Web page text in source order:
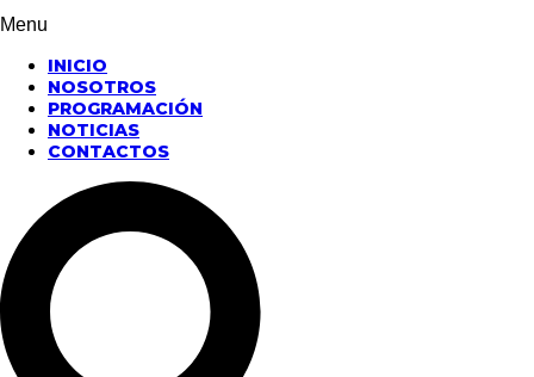
Menu
INICIO
NOSOTROS
PROGRAMACIÓN
NOTICIAS
CONTACTOS